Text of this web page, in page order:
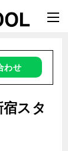
わせ
スタ